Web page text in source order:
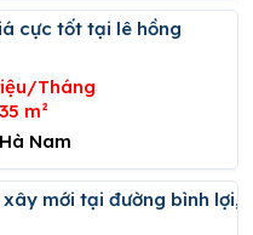
Tháng
35 m²
Nam